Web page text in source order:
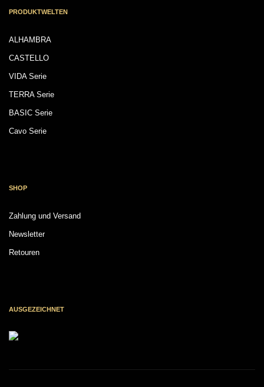
PRODUKTWELTEN
ALHAMBRA
CASTELLO
VIDA Serie
TERRA Serie
BASIC Serie
Cavo Serie
SHOP
Zahlung und Versand
Newsletter
Retouren
AUSGEZEICHNET